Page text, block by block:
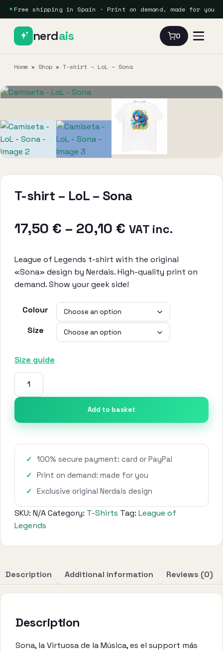
Free shipping in Spain · Print on demand, made for you
nerdais 0
Home » Shop » T-shirt – LoL – Sona
T-shirt – LoL – Sona
17,50 € – 20,10 € Price
17,50 €
through
20,10 €
VAT inc.
League of Legends t-shirt with the original
«Sona» design by Nerdais. High-quality print on
demand. Show your geek side!
Colour
Size
Size guide
Camiseta
LoL
-
Sona
Add to basket
100% secure payment: card or PayPal
Print on demand: made for you
Exclusive original Nerdais design
SKU: N/ACategory: T-Shirts Tag: League of
Legends
Description Additional information Reviews (0)
Description
Sona, la Virtuosa de la Música, es el support más